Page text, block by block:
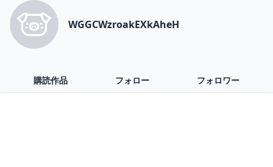
WGGCWzroakEXkAheH
購読作品 フォロー フォロワー